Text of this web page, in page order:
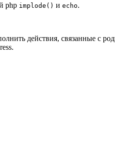
php implode() и echo.
действия, связанные с